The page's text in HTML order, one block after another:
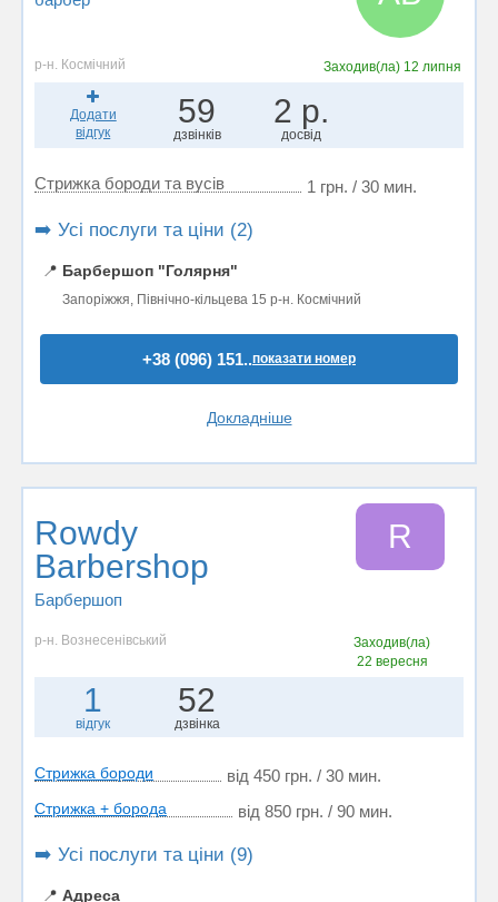
р-н. Космічний Заходив(ла) 12 липня
Додати
відгук
59
дзвінків
2 р.
досвід
Стрижка бороди та вусів 1 грн. / 30 мин.
➡️ Усі послуги та ціни (2)
📍 Барбершоп "Голярня"
Запоріжжя, Північно-кільцева 15 р-н. Космічний
+38 (096) 151..показати номер
Докладніше
Rowdy
Barbershop
Барбершоп
R
р-н. Вознесенівський
Заходив(ла)
22 вересня
1
відгук
52
дзвінка
Стрижка бороди від 450 грн. / 30 мин.
Стрижка + борода від 850 грн. / 90 мин.
➡️ Усі послуги та ціни (9)
📍 Адреса